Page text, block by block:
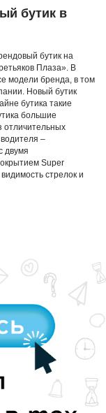
бутик в
бутик на
Плаза». В
модели бренда, в том
Новый бутик
бутика такие
большие
отличительных
–
двумя
Super
стрелок и